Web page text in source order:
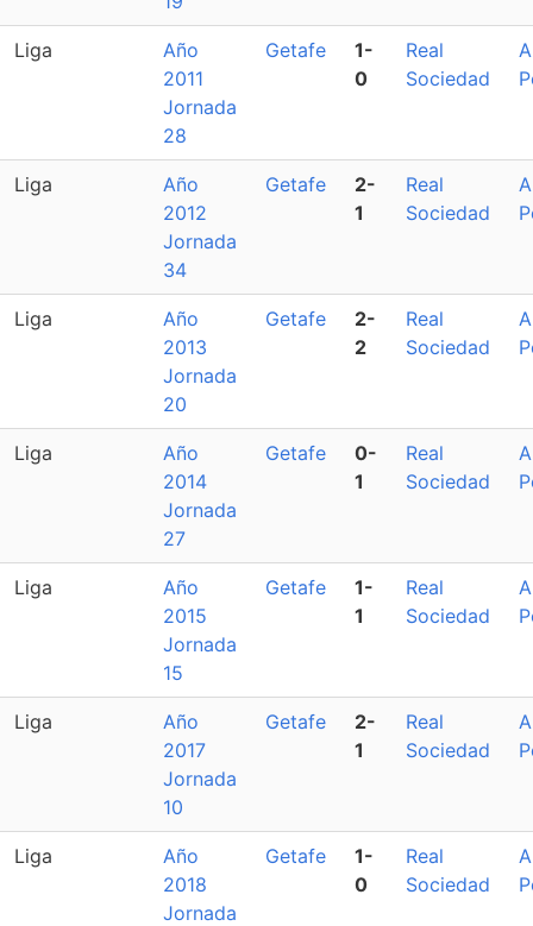
Liga
Año
2011
Jornada
28
Getafe
1-
0
Real
Sociedad
Liga
Año
2012
Jornada
34
Getafe
2-
1
Real
Sociedad
Liga
Año
2013
Jornada
20
Getafe
2-
2
Real
Sociedad
Liga
Año
2014
Jornada
27
Getafe
0-
1
Real
Sociedad
Liga
Año
2015
Jornada
15
Getafe
1-
1
Real
Sociedad
Liga
Año
2017
Jornada
10
Getafe
2-
1
Real
Sociedad
Liga
Año
2018
Jornada
Getafe
1-
0
Real
Sociedad